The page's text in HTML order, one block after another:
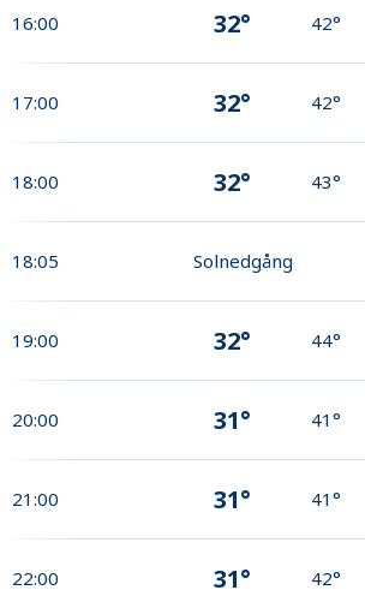
16:00 32° 42°
17:00 32° 42°
18:00 32° 43°
18:05 Solnedgång
19:00 32° 44°
20:00 31° 41°
21:00 31° 41°
22:00 31° 42°